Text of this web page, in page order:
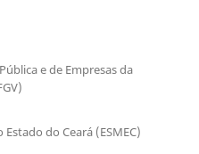
e de Empresas da
do Ceará (ESMEC)